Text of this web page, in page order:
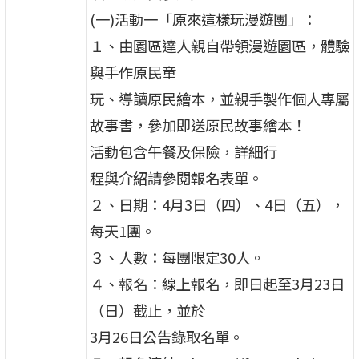
(一)活動一「原來這樣玩漫遊團」：
１、由園區達人親自帶領漫遊園區，體驗
與手作原民童
玩、導讀原民繪本，並親手製作個人專屬
故事書，參加即送原民故事繪本！
活動包含午餐及保險，詳細行
程與介紹請參閱報名表單。
２、日期：4月3日（四）、4日（五），
每天1團。
３、人數：每團限定30人。
４、報名：線上報名，即日起至3月23日
（日）截止，並於
3月26日公告錄取名單。